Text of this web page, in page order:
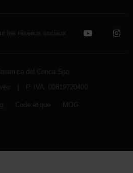
les réseaux sociaux
del Conca Spa
P. IVA 00819720400
Code étique MOG